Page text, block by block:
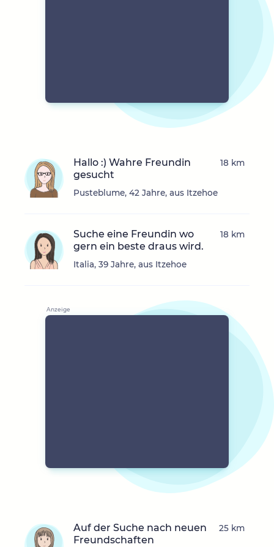
Hallo :) Wahre Freundin
gesucht
Pusteblume, 42 Jahre, aus Itzehoe
18 km
Suche eine Freundin wo
gern ein beste draus wird.
Italia, 39 Jahre, aus Itzehoe
18 km
Auf der Suche nach neuen
Freundschaften
25 km